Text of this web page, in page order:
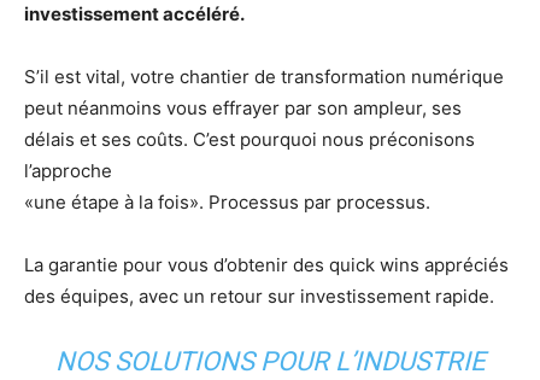
investissement accéléré.
S’il est vital, votre chantier de transformation numérique
peut néanmoins vous effrayer par son ampleur, ses
délais et ses coûts. C’est pourquoi nous préconisons
l’approche
«une étape à la fois». Processus par processus.
La garantie pour vous d’obtenir des quick wins appréciés
des équipes, avec un retour sur investissement rapide.
NOS SOLUTIONS POUR L’INDUSTRIE